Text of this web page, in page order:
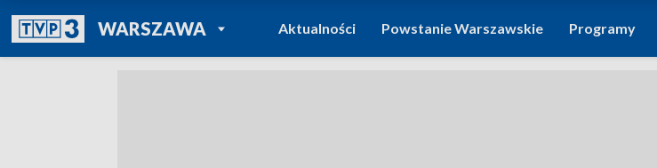
WARSZAWAPOWRÓT DO
TVP REGIONY
Aktualności Powstanie Warszawskie Programy